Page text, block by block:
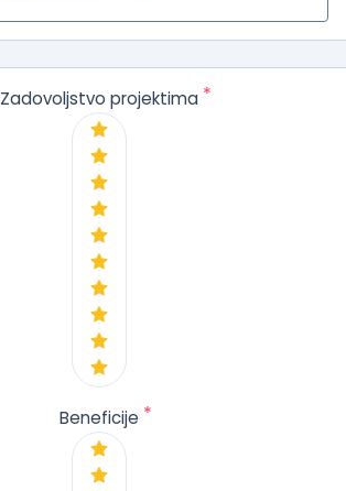
Zadovoljstvo projektima *
Beneficije *